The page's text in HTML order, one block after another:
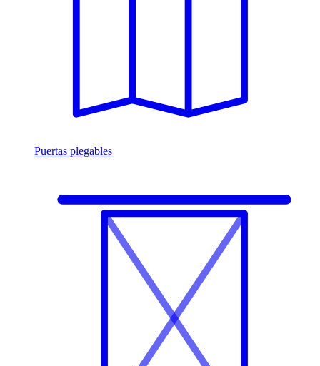
Puertas plegables